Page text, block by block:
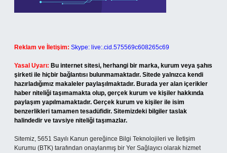
Reklam ve İletişim: Skype: live:.cid.575569c608265c69
Yasal Uyarı: Bu internet sitesi, herhangi bir marka, kurum veya şahıs
şirketi ile hiçbir bağlantısı bulunmamaktadır. Sitede yalnızca kendi
hazırladığımız makaleler paylaşılmaktadır. Burada yer alan içerikler
haber niteliği taşımamakta olup, gerçek kurum ve kişiler hakkında
paylaşım yapılmamaktadır. Gerçek kurum ve kişiler ile isim
benzerlikleri tamamen tesadüfidir. Sitemizdeki bilgiler taslak
halindedir ve tavsiye niteliği taşımazlar.
Sitemiz, 5651 Sayılı Kanun gereğince Bilgi Teknolojileri ve İletişim
Kurumu (BTK) tarafından onaylanmış bir Yer Sağlayıcı olarak hizmet